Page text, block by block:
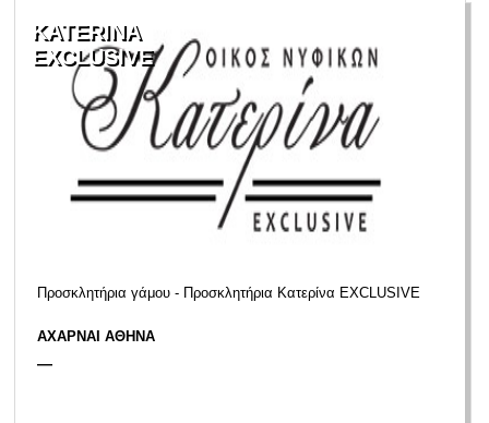
KATERINA
EXCLUSIVE
Προσκλητήρια γάμου - Προσκλητήρια Κατερίνα EXCLUSIVE
ΑΧΑΡΝΑΙ ΑΘΗΝΑ
—